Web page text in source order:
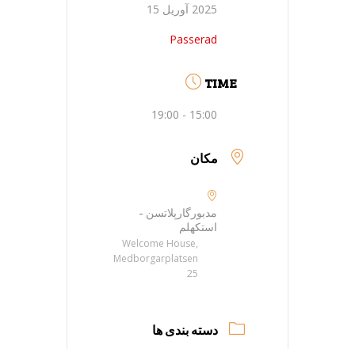
2025 آوریل 15
Passerad
TIME
15:00 - 19:00
مکان
مدبورگارپلاتسن -
استکهلم
Welcome House,
Medborgarplatsen
25
دسته بندی ها